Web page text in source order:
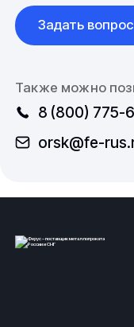
Задать вопрос
Также можно
8 (800) 775-
orsk@fe-